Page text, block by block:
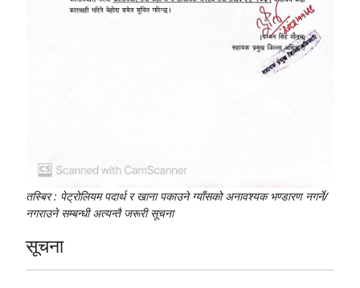
तस्बिर : पेट्रोलियम पदार्थ र खाना पकाउने ग्याँसको अनावश्यक भण्डारण नगर्ने/
नगराउने सम्बन्धी अत्यन्तै जरूरी सूचना
सूचना